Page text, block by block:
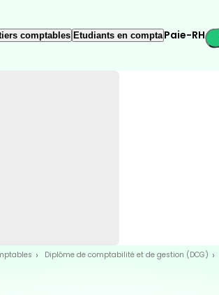
comptables Etudiants en compta Paie-RH
Diplôme de comptabilité et de gestion (DCG)